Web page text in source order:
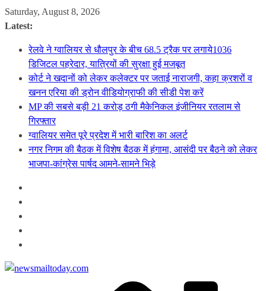
Skip
to
Saturday, August 8, 2026
Latest:
रेलवे ने ग्वालियर से धौलपुर के बीच 68.5 ट्रैक पर लगाये1036
डिजिटल पहरेदार, यात्रियों की सुरक्षा हुई मजबूत
कोर्ट ने खदानों को लेकर कलेक्टर पर जताई नाराजगी, कहा क्रशरों व
खनन एरिया की ड्रोन वीडियोग्राफी की सीडी पेश करें
MP की सबसे बड़ी 21 करोड़ ठगी मैकेनिकल इंजीनियर रतलाम से
गिरफ्तार
ग्वालियर समेत पूरे प्रदेश में भारी बारिश का अलर्ट
नगर निगम की बैठक में विशेष बैठक में हंगामा, आसंदी पर बैठने को लेकर
भाजपा-कांग्रेस पार्षद आमने-सामने भिड़े